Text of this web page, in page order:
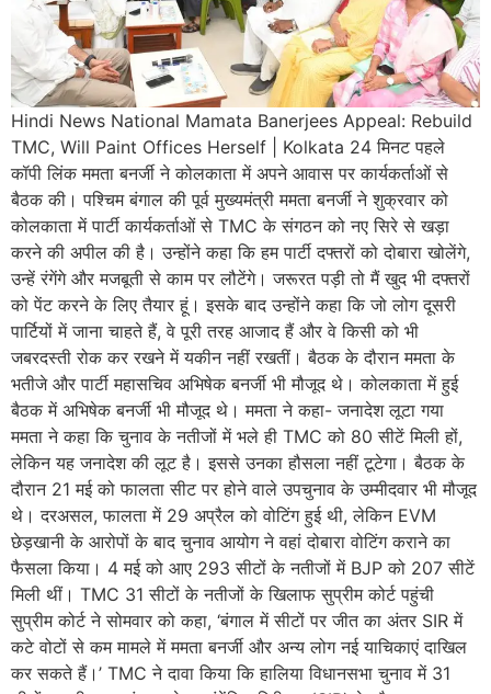
Hindi News National Mamata Banerjees Appeal: Rebuild
TMC, Will Paint Offices Herself | Kolkata 24 मिनट पहले
कॉपी लिंक ममता बनर्जी ने कोलकाता में अपने आवास पर कार्यकर्ताओं से
बैठक की। पश्चिम बंगाल की पूर्व मुख्यमंत्री ममता बनर्जी ने शुक्रवार को
कोलकाता में पार्टी कार्यकर्ताओं से TMC के संगठन को नए सिरे से खड़ा
करने की अपील की है। उन्होंने कहा कि हम पार्टी दफ्तरों को दोबारा खोलेंगे,
उन्हें रंगेंगे और मजबूती से काम पर लौटेंगे। जरूरत पड़ी तो मैं खुद भी दफ्तरों
को पेंट करने के लिए तैयार हूं। इसके बाद उन्होंने कहा कि जो लोग दूसरी
पार्टियों में जाना चाहते हैं, वे पूरी तरह आजाद हैं और वे किसी को भी
जबरदस्ती रोक कर रखने में यकीन नहीं रखतीं। बैठक के दौरान ममता के
भतीजे और पार्टी महासचिव अभिषेक बनर्जी भी मौजूद थे। कोलकाता में हुई
बैठक में अभिषेक बनर्जी भी मौजूद थे। ममता ने कहा- जनादेश लूटा गया
ममता ने कहा कि चुनाव के नतीजों में भले ही TMC को 80 सीटें मिली हों,
लेकिन यह जनादेश की लूट है। इससे उनका हौसला नहीं टूटेगा। बैठक के
दौरान 21 मई को फालता सीट पर होने वाले उपचुनाव के उम्मीदवार भी मौजूद
थे। दरअसल, फालता में 29 अप्रैल को वोटिंग हुई थी, लेकिन EVM
छेड़खानी के आरोपों के बाद चुनाव आयोग ने वहां दोबारा वोटिंग कराने का
फैसला किया। 4 मई को आए 293 सीटों के नतीजों में BJP को 207 सीटें
मिली थीं। TMC 31 सीटों के नतीजों के खिलाफ सुप्रीम कोर्ट पहुंची
सुप्रीम कोर्ट ने सोमवार को कहा, ‘बंगाल में सीटों पर जीत का अंतर SIR में
कटे वोटों से कम मामले में ममता बनर्जी और अन्य लोग नई याचिकाएं दाखिल
कर सकते हैं।’ TMC ने दावा किया कि हालिया विधानसभा चुनाव में 31